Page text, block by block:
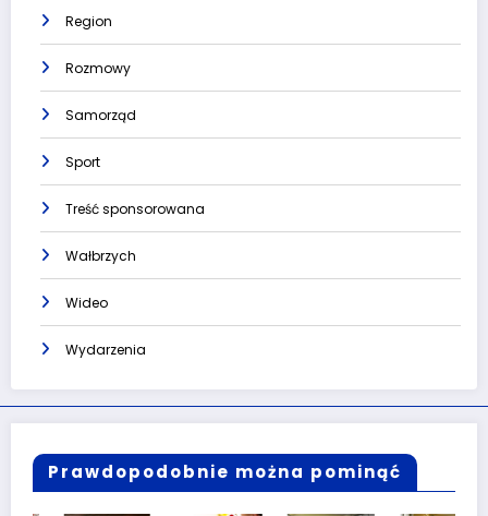
Region
Rozmowy
Samorząd
Sport
Treść sponsorowana
Wałbrzych
Wideo
Wydarzenia
Prawdopodobnie można pominąć